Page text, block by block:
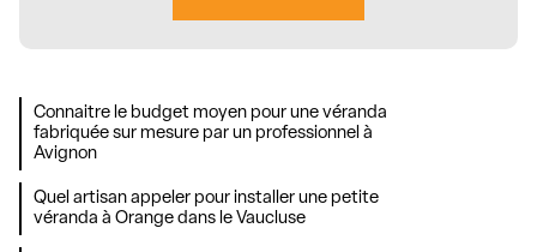
Connaitre le budget moyen pour une véranda
fabriquée sur mesure par un professionnel à
Avignon
Quel artisan appeler pour installer une petite
véranda à Orange dans le Vaucluse